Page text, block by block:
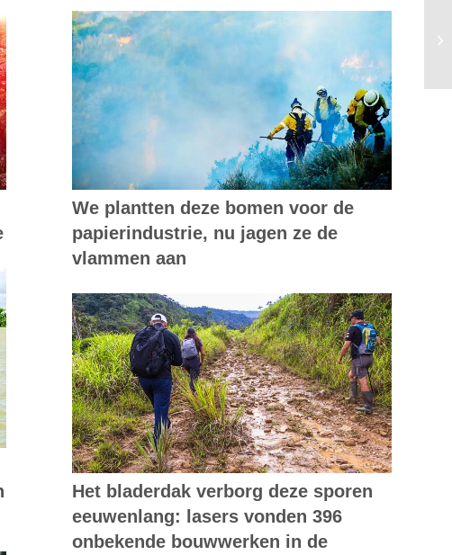
We plantten deze bomen voor de
papierindustrie, nu jagen ze de
vlammen aan
Het bladerdak verborg deze sporen
eeuwenlang: lasers vonden 396
onbekende bouwwerken in de